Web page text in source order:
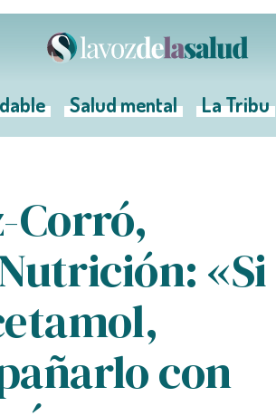
Salud mental La Tribu
Corró,
«Si
con